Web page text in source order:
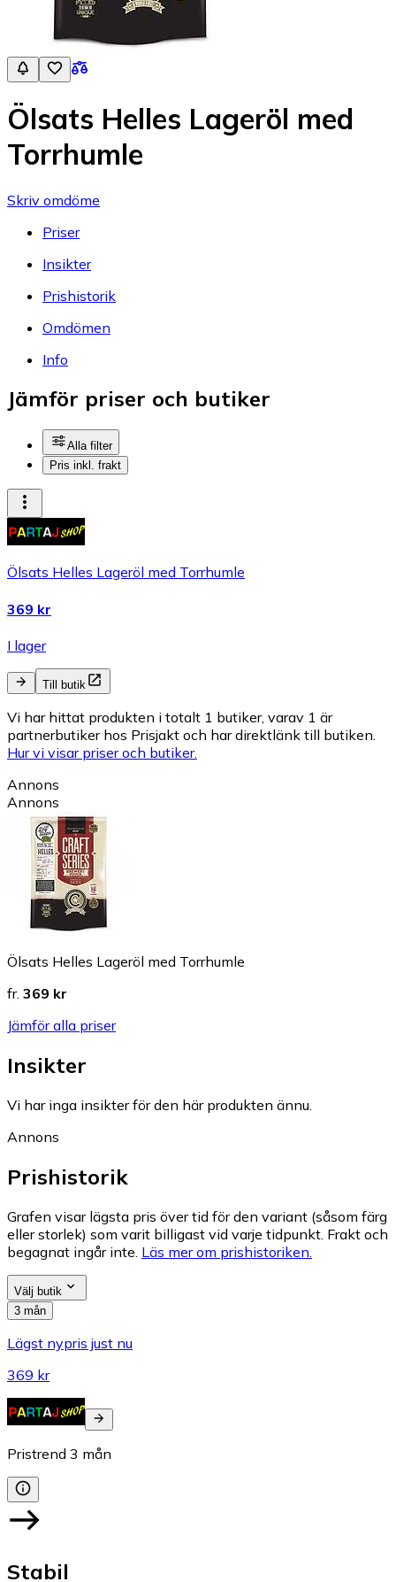
Ölsats Helles Lageröl med
Torrhumle
Skriv omdöme
Priser
Insikter
Prishistorik
Omdömen
Info
Jämför priser och butiker
Alla filter
Pris inkl. frakt
Ölsats Helles Lageröl med Torrhumle
369 kr
I lager
Till butik
Vi har hittat produkten i totalt 1 butiker, varav 1 är
partnerbutiker hos Prisjakt och har direktlänk till butiken.
Hur vi visar priser och butiker.
Annons
Annons
Ölsats Helles Lageröl med Torrhumle
fr. 369 kr
Jämför alla priser
Insikter
Vi har inga insikter för den här produkten ännu.
Annons
Prishistorik
Grafen visar lägsta pris över tid för den variant (såsom färg
eller storlek) som varit billigast vid varje tidpunkt. Frakt och
begagnat ingår inte. Läs mer om prishistoriken.
Välj butik
3 mån
Lägst nypris just nu
369 kr
Pristrend 3 mån
Stabil